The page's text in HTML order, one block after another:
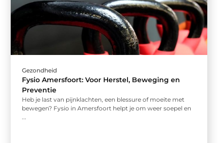
Gezondheid
Fysio Amersfoort: Voor Herstel, Beweging en
Preventie
Heb je last van pijnklachten, een blessure of moeite met
bewegen? Fysio in Amersfoort helpt je om weer soepel en
...